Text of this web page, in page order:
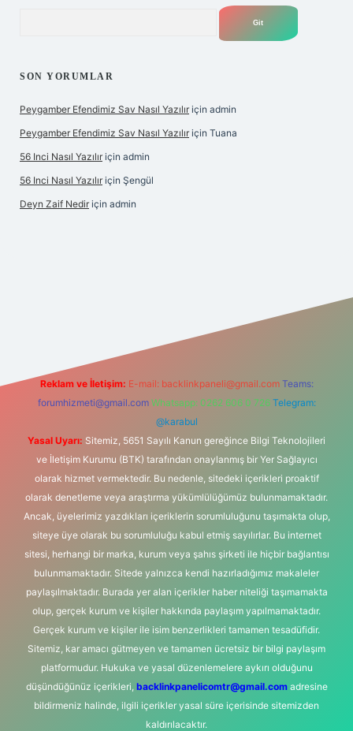
SON YORUMLAR
Peygamber Efendimiz Sav Nasıl Yazılır için admin
Peygamber Efendimiz Sav Nasıl Yazılır için Tuana
56 Inci Nasıl Yazılır için admin
56 Inci Nasıl Yazılır için Şengül
Deyn Zaif Nedir için admin
Reklam ve İletişim: E-mail: backlinkpaneli@gmail.com Teams:
forumhizmeti@gmail.com Whatsapp: 0262 606 0 726 Telegram:
@karabul
Yasal Uyarı: Sitemiz, 5651 Sayılı Kanun gereğince Bilgi Teknolojileri
ve İletişim Kurumu (BTK) tarafından onaylanmış bir Yer Sağlayıcı
olarak hizmet vermektedir. Bu nedenle, sitedeki içerikleri proaktif
olarak denetleme veya araştırma yükümlülüğümüz bulunmamaktadır.
Ancak, üyelerimiz yazdıkları içeriklerin sorumluluğunu taşımakta olup,
siteye üye olarak bu sorumluluğu kabul etmiş sayılırlar. Bu internet
sitesi, herhangi bir marka, kurum veya şahıs şirketi ile hiçbir bağlantısı
bulunmamaktadır. Sitede yalnızca kendi hazırladığımız makaleler
paylaşılmaktadır. Burada yer alan içerikler haber niteliği taşımamakta
olup, gerçek kurum ve kişiler hakkında paylaşım yapılmamaktadır.
Gerçek kurum ve kişiler ile isim benzerlikleri tamamen tesadüfidir.
Sitemiz, kar amacı gütmeyen ve tamamen ücretsiz bir bilgi paylaşım
platformudur. Hukuka ve yasal düzenlemelere aykırı olduğunu
düşündüğünüz içerikleri, backlinkpanelicomtr@gmail.comadresine
bildirmeniz halinde, ilgili içerikler yasal süre içerisinde sitemizden
kaldırılacaktır.